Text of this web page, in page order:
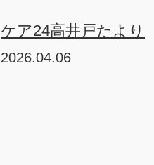
ケア24高井戸たより
2026.04.06